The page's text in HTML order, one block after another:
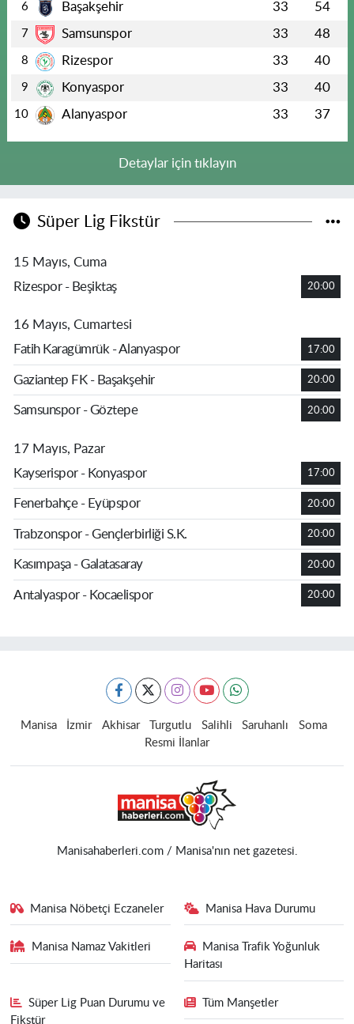
6 Başakşehir 33 54
7 Samsunspor 33 48
8 Rizespor 33 40
9 Konyaspor 33 40
10 Alanyaspor 33 37
Detaylar için tıklayın
Süper Lig Fikstür
15 Mayıs, Cuma
Rizespor - Beşiktaş
20:00
16 Mayıs, Cumartesi
Fatih Karagümrük - Alanyaspor
17:00
Gaziantep FK - Başakşehir 20:00
Samsunspor - Göztepe 20:00
17 Mayıs, Pazar
Kayserispor - Konyaspor
17:00
Fenerbahçe - Eyüpspor 20:00
Trabzonspor - Gençlerbirliği S.K. 20:00
Kasımpaşa - Galatasaray 20:00
Antalyaspor - Kocaelispor 20:00
Manisa İzmir Akhisar Turgutlu Salihli Saruhanlı
Soma
Resmi İlanlar
Manisahaberleri.com / Manisa'nın net gazetesi.
Manisa Nöbetçi Eczaneler Manisa Hava Durumu
Manisa Namaz Vakitleri
Manisa Trafik Yoğunluk
Haritası
Süper Lig Puan Durumu ve
Fikstür
Tüm Manşetler